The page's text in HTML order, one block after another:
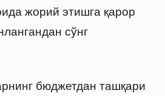
жорий этишга қарор
сўнг
бюджетдан ташқари